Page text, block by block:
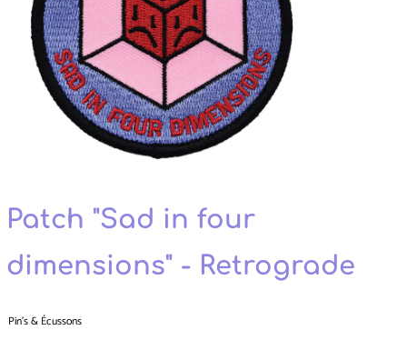
Patch "Sad in four
dimensions" - Retrograde
Pin's & Écussons